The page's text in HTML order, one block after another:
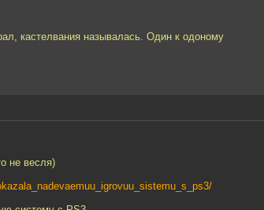
кастелвания называлась. Один к одоному
не весля)